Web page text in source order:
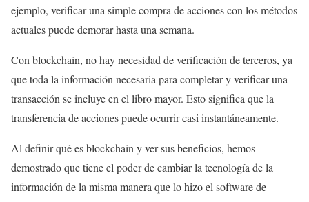
ejemplo, verificar una simple compra de acciones con los métodos
actuales puede demorar hasta una semana.
Con blockchain, no hay necesidad de verificación de terceros, ya
que toda la información necesaria para completar y verificar una
transacción se incluye en el libro mayor. Esto significa que la
transferencia de acciones puede ocurrir casi instantáneamente.
Al definir qué es blockchain y ver sus beneficios, hemos
demostrado que tiene el poder de cambiar la tecnología de la
información de la misma manera que lo hizo el software de